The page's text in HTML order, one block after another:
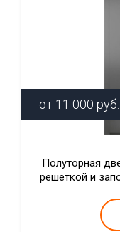
от 11 000 руб.
Полуторная
решеткой и